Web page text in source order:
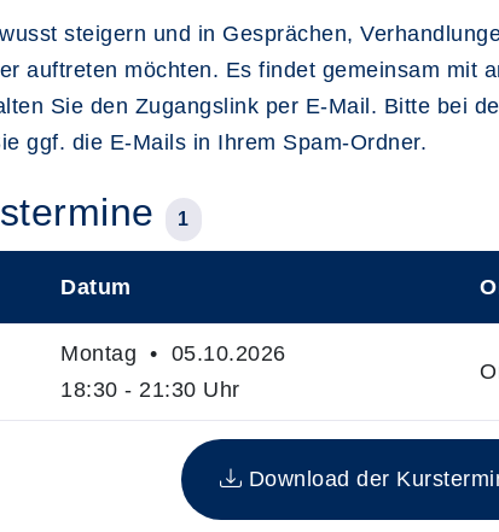
steigern und in Gesprächen,
auftreten möchten. Es findet gemeinsam mit
Sie den Zugangslink per E-Mail. Bitte bei
ggf. die E-Mails in Ihrem Spam-Ordner.
1
gibt es 1 Termine zum diesen Kurs
Datum
Montag • 05.10.2026
18:30 - 21:30 Uhr
Download der